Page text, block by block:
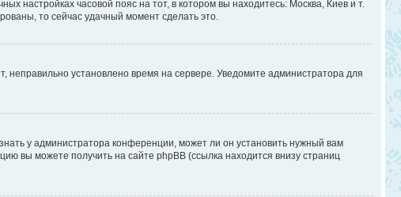
настройках часовой пояс на тот, в котором вы находитесь: Москва, Киев и т.
то сейчас удачный момент сделать это.
неправильно установлено время на сервере. Уведомите администратора для
у администратора конференции, может ли он установить нужный вам
вы можете получить на сайте phpBB (ссылка находится внизу страниц